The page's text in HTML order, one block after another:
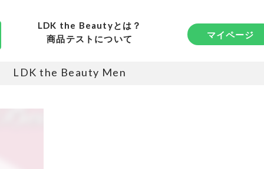
LDK the Beautyとは？
商品テストについて
マイページ
LDK the Beauty Men